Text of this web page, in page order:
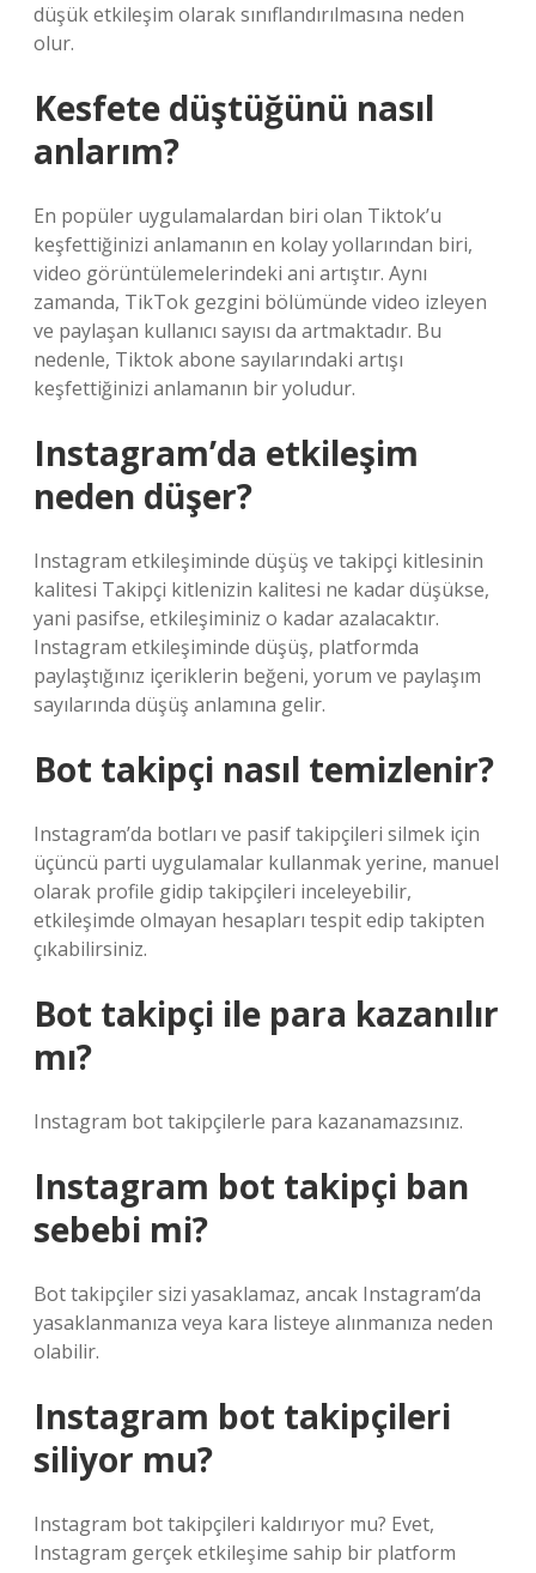
düşük etkileşim olarak sınıflandırılmasına neden
olur.
Kesfete düştüğünü nasıl
anlarım?
En popüler uygulamalardan biri olan Tiktok’u
keşfettiğinizi anlamanın en kolay yollarından biri,
video görüntülemelerindeki ani artıştır. Aynı
zamanda, TikTok gezgini bölümünde video izleyen
ve paylaşan kullanıcı sayısı da artmaktadır. Bu
nedenle, Tiktok abone sayılarındaki artışı
keşfettiğinizi anlamanın bir yoludur.
Instagram’da etkileşim
neden düşer?
Instagram etkileşiminde düşüş ve takipçi kitlesinin
kalitesi Takipçi kitlenizin kalitesi ne kadar düşükse,
yani pasifse, etkileşiminiz o kadar azalacaktır.
Instagram etkileşiminde düşüş, platformda
paylaştığınız içeriklerin beğeni, yorum ve paylaşım
sayılarında düşüş anlamına gelir.
Bot takipçi nasıl temizlenir?
Instagram’da botları ve pasif takipçileri silmek için
üçüncü parti uygulamalar kullanmak yerine, manuel
olarak profile gidip takipçileri inceleyebilir,
etkileşimde olmayan hesapları tespit edip takipten
çıkabilirsiniz.
Bot takipçi ile para kazanılır
mı?
Instagram bot takipçilerle para kazanamazsınız.
Instagram bot takipçi ban
sebebi mi?
Bot takipçiler sizi yasaklamaz, ancak Instagram’da
yasaklanmanıza veya kara listeye alınmanıza neden
olabilir.
Instagram bot takipçileri
siliyor mu?
Instagram bot takipçileri kaldırıyor mu? Evet,
Instagram gerçek etkileşime sahip bir platform